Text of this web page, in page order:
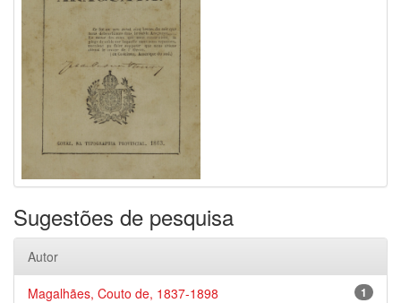
Sugestões de pesquisa
Autor
1
Magalhães, Couto de, 1837-1898